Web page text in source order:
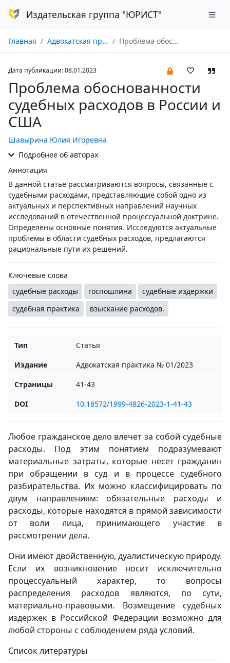
Издательская группа "ЮРИСТ"
Главная Адвокатская практика № 01/2023 Проблема обоснованности судебных расходов в России и США
Дата публикации: 08.01.2023
Проблема обоснованности
судебных расходов в России и
США
Шавырина Юлия Игоревна
Подробнее об авторах
Аннотация
В данной статье рассматриваются вопросы, связанные с
судебными расходами, представляющие собой одно из
актуальных и перспективных направлений научных
исследований в отечественной процессуальной доктрине.
Определены основные понятия. Исследуются актуальные
проблемы в области судебных расходов, предлагаются
рациональные пути их решений.
Ключевые слова
судебные расходы
госпошлина
судебные издержки
судебная практика
взыскание расходов.
Тип
Статья
Издание
Адвокатская практика № 01/2023
Страницы
41-43
DOI
10.18572/1999-4826-2023-1-41-43
Любое гражданское дело влечет за собой судебные
расходы. Под этим понятием подразумевают
материальные затраты, которые несет гражданин
при обращении в суд и в процессе судебного
разбирательства. Их можно классифицировать по
двум направлениям: обязательные расходы и
расходы, которые находятся в прямой зависимости
от воли лица, принимающего участие в
рассмотрении дела.
Они имеют двойственную, дуалистическую природу.
Если их возникновение носит исключительно
процессуальный характер, то вопросы
распределения расходов являются, по сути,
материально-правовыми. Возмещение судебных
издержек в Российской Федерации возможно для
любой стороны с соблюдением ряда условий.
Список литературы